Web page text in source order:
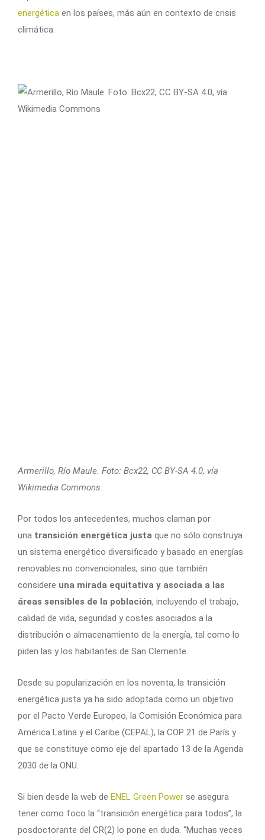
energética en los países, más aún en contexto de crisis
climática.
Armerillo, Río Maule. Foto: Bcx22, CC BY-SA 4.0, vía
Wikimedia Commons.
Por todos los antecedentes, muchos claman por
una transición energética justa que no sólo construya
un sistema energético diversificado y basado en energías
renovables no convencionales, sino que también
considere una mirada equitativa y asociada a las
áreas sensibles de la población, incluyendo el trabajo,
calidad de vida, seguridad y costes asociados a la
distribución o almacenamiento de la energía, tal como lo
piden las y los habitantes de San Clemente.
Desde su popularización en los noventa, la transición
energética justa ya ha sido adoptada como un objetivo
por el Pacto Verde Europeo, la Comisión Económica para
América Latina y el Caribe (CEPAL), la COP 21 de París y
que se constituye como eje del apartado 13 de la Agenda
2030 de la ONU.
Si bien desde la web de ENEL Green Power se asegura
tener como foco la “transición energética para todos”, la
posdoctorante del CR(2) lo pone en duda. “Muchas veces